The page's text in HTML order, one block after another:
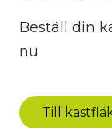
Beställ din
nu
Till